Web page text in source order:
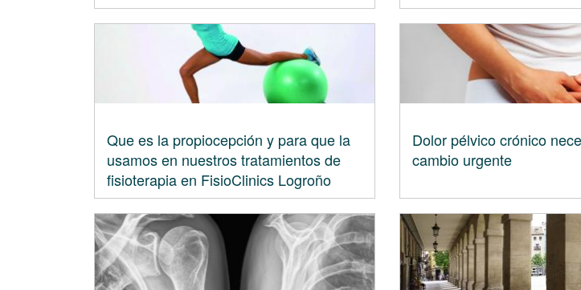
Que es la propiocepción y para que la
usamos en nuestros tratamientos de
fisioterapia en FisioClinics Logroño
Dolor pélvico crónico
cambio urgente